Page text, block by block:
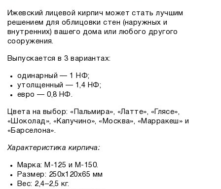
Ижевский лицевой кирпич может стать лучшим
решением для облицовки стен (наружных и
внутренних) вашего дома или любого другого
сооружения.
Выпускается в 3 вариантах:
одинарный — 1 НФ;
утолщенный — 1,4 НФ;
евро — 0,8 НФ.
Цвета на выбор: «Пальмира», «Латте», «Глясе»,
«Шоколад», «Капучино», «Москва», «Марракеш» и
«Барселона».
Характеристика кирпича:
Марка: М-125 и М-150.
Размер: 250х120х65 мм
Вес: 2,4–2,5 кг.